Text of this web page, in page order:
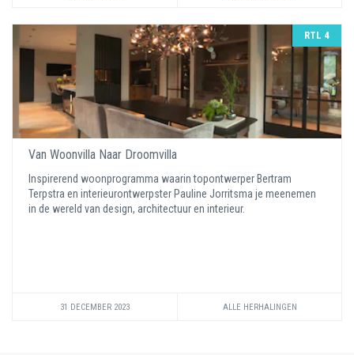
RTL 4
Van Woonvilla Naar Droomvilla
Inspirerend woonprogramma waarin topontwerper Bertram
Terpstra en interieurontwerpster Pauline Jorritsma je meenemen
in de wereld van design, architectuur en interieur.
31 DECEMBER 2023 ALLE HERHALINGEN